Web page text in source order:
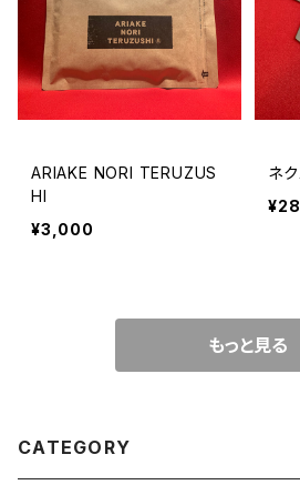
ARIAKE NORI TERUZUS
HI
¥3,000
ネ
もっと見る
CATEGORY